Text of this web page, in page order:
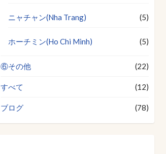
ニャチャン(Nha Trang) (5)
ホーチミン(Ho Chi Minh) (5)
⑥その他 (22)
すべて (12)
ブログ (78)